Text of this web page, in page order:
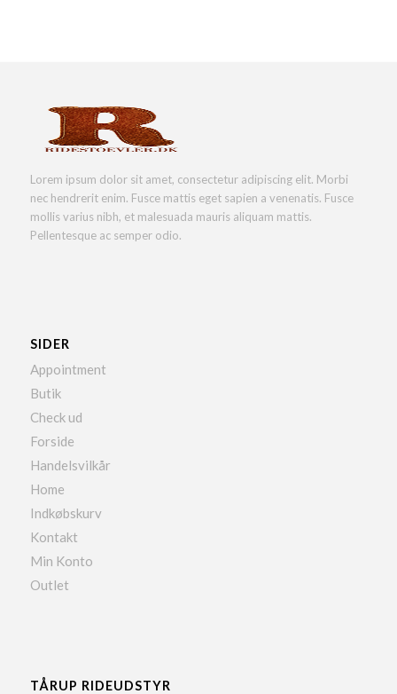
Lorem ipsum dolor sit amet, consectetur adipiscing elit. Morbi
nec hendrerit enim. Fusce mattis eget sapien a venenatis. Fusce
mollis varius nibh, et malesuada mauris aliquam mattis.
Pellentesque ac semper odio.
SIDER
Appointment
Butik
Check ud
Forside
Handelsvilkår
Home
Indkøbskurv
Kontakt
Min Konto
Outlet
TÅRUP RIDEUDSTYR